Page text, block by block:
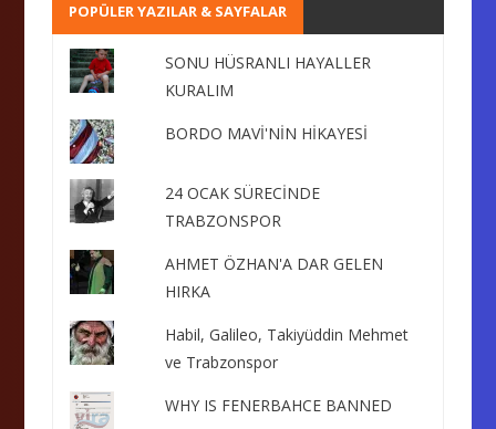
POPÜLER YAZILAR & SAYFALAR
SONU HÜSRANLI HAYALLER
KURALIM
BORDO MAVİ'NİN HİKAYESİ
24 OCAK SÜRECİNDE
TRABZONSPOR
AHMET ÖZHAN'A DAR GELEN
HIRKA
Habil, Galileo, Takiyüddin Mehmet
ve Trabzonspor
WHY IS FENERBAHCE BANNED